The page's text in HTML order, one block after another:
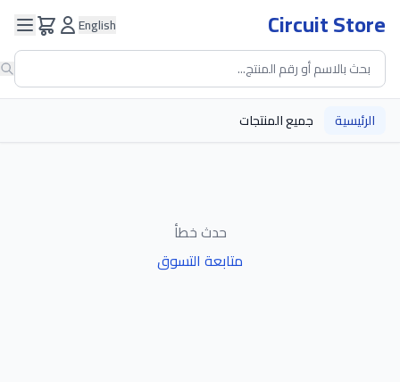
Circuit Store
English
الرئيسية جميع المنتجات
حدث خطأ
متابعة التسوق